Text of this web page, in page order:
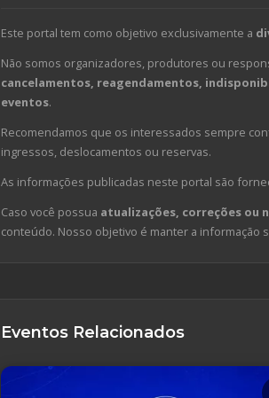
Este portal tem como objetivo exclusivamente a
Não somos organizadores, produtores ou
cancelamentos, reagendamentos,
eventos.
Recomendamos que os interessados sempre
ingressos, deslocamentos ou reservas.
As informações publicadas neste portal são
Caso você possua atualizações, correções ou
conteúdo. Nosso objetivo é manter a informação
Eventos Relacionados